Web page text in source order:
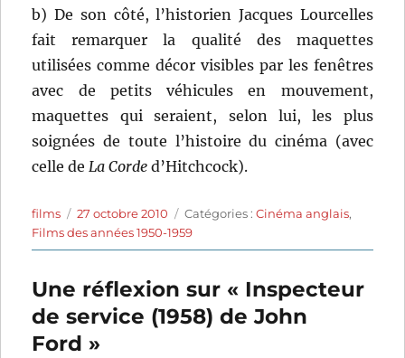
b) De son côté, l’historien Jacques Lourcelles
fait remarquer la qualité des maquettes
utilisées comme décor visibles par les fenêtres
avec de petits véhicules en mouvement,
maquettes qui seraient, selon lui, les plus
soignées de toute l’histoire du cinéma (avec
celle deLa Corde d’Hitchcock).
Auteur
films
Publié
le
27 octobre 2010 Catégories
Catégories :Cinéma anglais,
Films des années 1950-1959
Une réflexion sur « Inspecteur
de service (1958) de John
Ford »